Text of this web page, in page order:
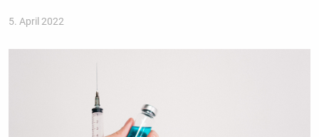
5. April 2022